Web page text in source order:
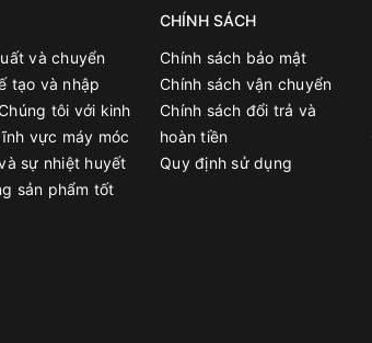
ngành: Keo, sơn, mỹ
tin:
và chuyển
tạo và nhập
tôi với kinh
vực máy móc
sự nhiệt huyết
sản phẩm tốt
CHÍNH SÁCH
Chính sách bảo mật
Chính sách vận chuyển
Chính sách đổi trả và
hoàn tiền
Quy định sử dụng